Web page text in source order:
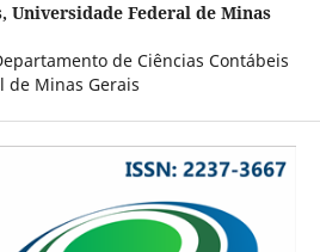
Universidade Federal de Minas
de Ciências Contábeis
de Minas Gerais